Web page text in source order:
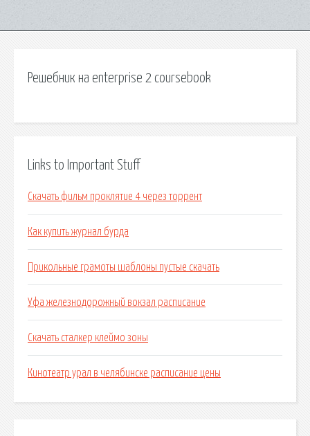
Решебник на enterprise 2 coursebook
Links to Important Stuff
Скачать фильм проклятие 4 через торрент
Как купить журнал бурда
Прикольные грамоты шаблоны пустые скачать
Уфа железнодорожный вокзал расписание
Скачать сталкер клеймо зоны
Кинотеатр урал в челябинске расписание цены